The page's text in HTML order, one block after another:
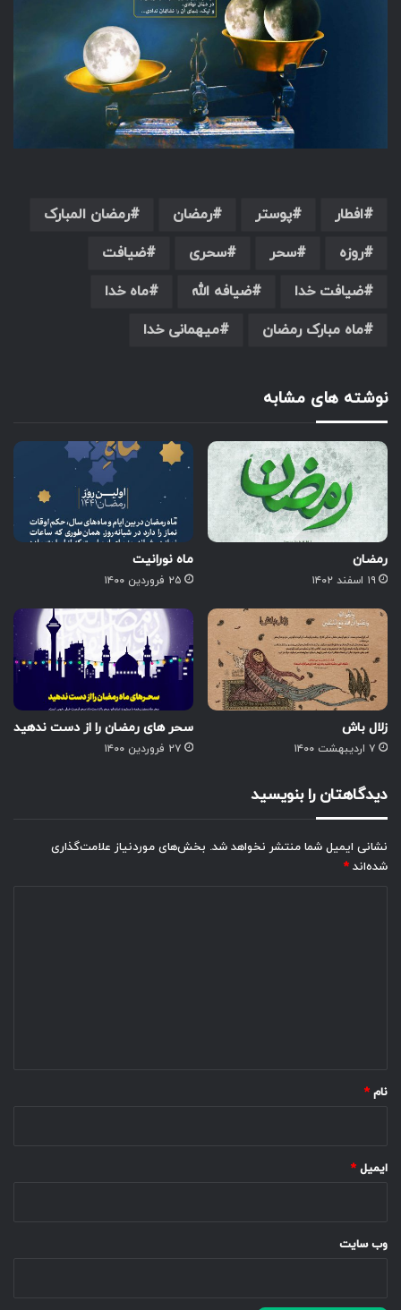
افطار پوستر رمضان
رمضان المبارک
روزه
سحر سحری
ضیافت
ضیافت خدا
ضیافه الله
ماه خدا
ماه مبارک رمضان
میهمانی خدا
نوشته های مشابه
رمضان
۱۹ اسفند ۱۴۰۲
ماه نورانیت
۲۵ فروردین ۱۴۰۰
زلال باش
۷ اردیبهشت ۱۴۰۰
سحر های رمضان را از دست ندهید
۲۷ فروردین ۱۴۰۰
دیدگاهتان را بنویسید
نشانی ایمیل شما منتشر نخواهد شد. بخش‌های موردنیاز علامت‌گذاری
شده‌اند *
نام *
ایمیل *
وب‌ سایت